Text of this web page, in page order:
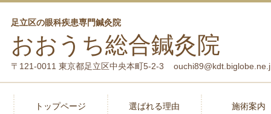
足立区の眼科疾患専門鍼灸院
おおうち総合鍼灸院
〒121-0011 東京都足立区中央本町5-2-3
トップページ 選ばれる理由 施術案内